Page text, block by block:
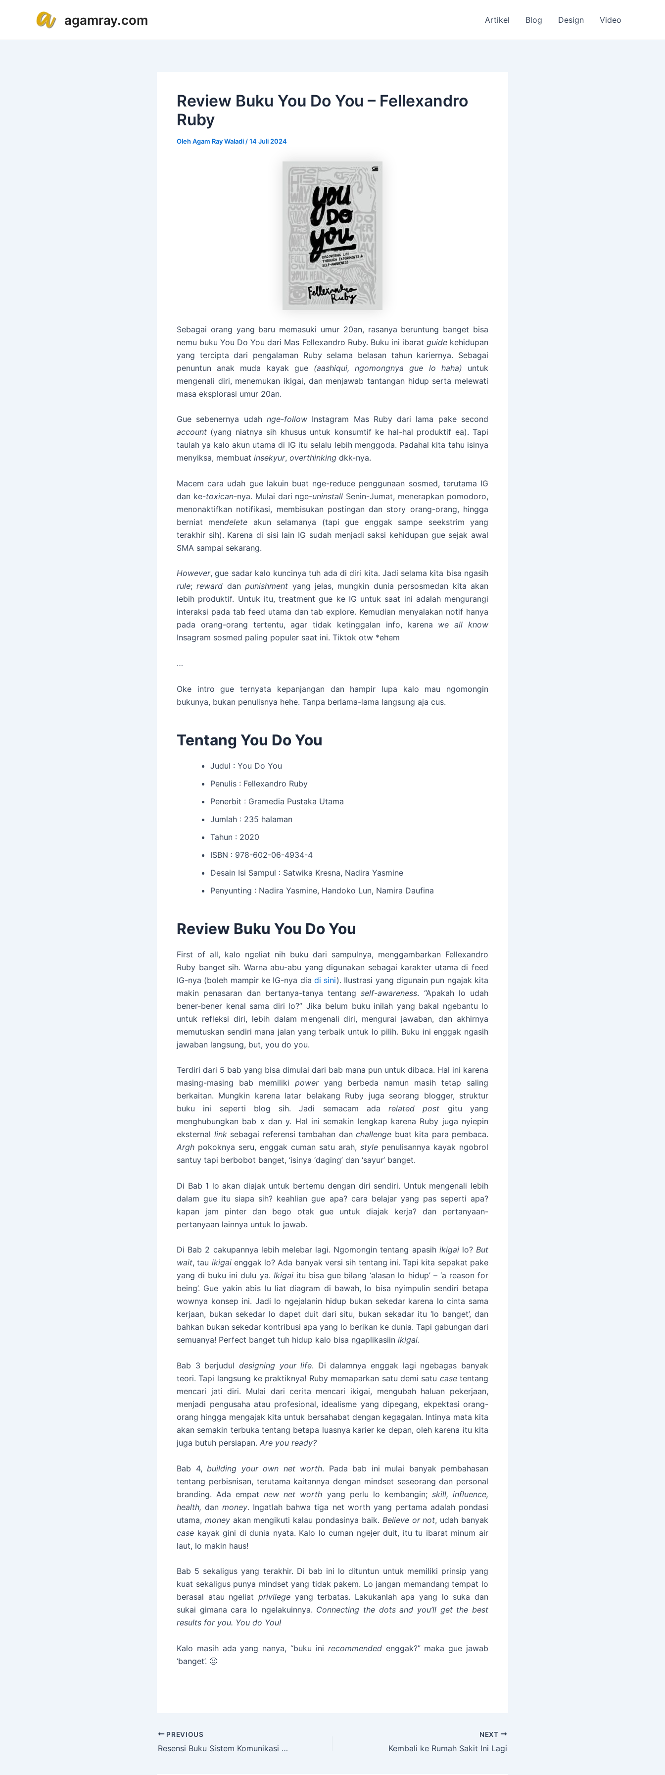
agamray.com Artikel Blog Design Video
Review Buku You Do You – Fellexandro
Ruby
OlehAgam Ray Waladi /14 Juli 2024
Sebagai orang yang baru memasuki umur 20an, rasanya beruntung banget bisa
nemu buku You Do You dari Mas Fellexandro Ruby. Buku ini ibarat guide kehidupan
yang tercipta dari pengalaman Ruby selama belasan tahun kariernya. Sebagai
penuntun anak muda kayak gue (aashiqui, ngomongnya gue lo haha) untuk
mengenali diri, menemukan ikigai, dan menjawab tantangan hidup serta melewati
masa eksplorasi umur 20an.
Gue sebenernya udah nge-follow Instagram Mas Ruby dari lama pake second
account (yang niatnya sih khusus untuk konsumtif ke hal-hal produktif ea). Tapi
taulah ya kalo akun utama di IG itu selalu lebih menggoda. Padahal kita tahu isinya
menyiksa, membuat insekyur, overthinking dkk-nya.
Macem cara udah gue lakuin buat nge-reduce penggunaan sosmed, terutama IG
dan ke-toxican-nya. Mulai dari nge-uninstall Senin-Jumat, menerapkan pomodoro,
menonaktifkan notifikasi, membisukan postingan dan story orang-orang, hingga
berniat mendelete akun selamanya (tapi gue enggak sampe seekstrim yang
terakhir sih). Karena di sisi lain IG sudah menjadi saksi kehidupan gue sejak awal
SMA sampai sekarang.
However, gue sadar kalo kuncinya tuh ada di diri kita. Jadi selama kita bisa ngasih
rule;reward danpunishment yang jelas, mungkin dunia persosmedan kita akan
lebih produktif. Untuk itu, treatment gue ke IG untuk saat ini adalah mengurangi
interaksi pada tab feed utama dan tab explore. Kemudian menyalakan notif hanya
pada orang-orang tertentu, agar tidak ketinggalan info, karena we all know
Insagram sosmed paling populer saat ini. Tiktok otw *ehem
…
Oke intro gue ternyata kepanjangan dan hampir lupa kalo mau ngomongin
bukunya, bukan penulisnya hehe. Tanpa berlama-lama langsung aja cus.
Tentang You Do You
Judul : You Do You
Penulis : Fellexandro Ruby
Penerbit : Gramedia Pustaka Utama
Jumlah : 235 halaman
Tahun : 2020
ISBN : 978-602-06-4934-4
Desain Isi Sampul : Satwika Kresna, Nadira Yasmine
Penyunting : Nadira Yasmine, Handoko Lun, Namira Daufina
Review Buku You Do You
First of all, kalo ngeliat nih buku dari sampulnya, menggambarkan Fellexandro
Ruby banget sih. Warna abu-abu yang digunakan sebagai karakter utama di feed
IG-nya (boleh mampir ke IG-nya dia di sini). Ilustrasi yang digunain pun ngajak kita
makin penasaran dan bertanya-tanya tentangself-awareness. “Apakah lo udah
bener-bener kenal sama diri lo?” Jika belum buku inilah yang bakal ngebantu lo
untuk refleksi diri, lebih dalam mengenali diri, mengurai jawaban, dan akhirnya
memutuskan sendiri mana jalan yang terbaik untuk lo pilih. Buku ini enggak ngasih
jawaban langsung, but, you do you.
Terdiri dari 5 bab yang bisa dimulai dari bab mana pun untuk dibaca. Hal ini karena
masing-masing bab memiliki power yang berbeda namun masih tetap saling
berkaitan. Mungkin karena latar belakang Ruby juga seorang blogger, struktur
buku ini seperti blog sih. Jadi semacam ada related post gitu yang
menghubungkan bab x dan y. Hal ini semakin lengkap karena Ruby juga nyiepin
eksternal link sebagai referensi tambahan dan challenge buat kita para pembaca.
Argh pokoknya seru, enggak cuman satu arah, style penulisannya kayak ngobrol
santuy tapi berbobot banget, ‘isinya ‘daging’ dan ‘sayur’ banget.
Di Bab 1 lo akan diajak untuk bertemu dengan diri sendiri. Untuk mengenali lebih
dalam gue itu siapa sih? keahlian gue apa? cara belajar yang pas seperti apa?
kapan jam pinter dan bego otak gue untuk diajak kerja? dan pertanyaan-
pertanyaan lainnya untuk lo jawab.
Di Bab 2 cakupannya lebih melebar lagi. Ngomongin tentang apasih ikigai lo?But
wait, tau ikigai enggak lo? Ada banyak versi sih tentang ini. Tapi kita sepakat pake
yang di buku ini dulu ya. Ikigai itu bisa gue bilang ‘alasan lo hidup’ – ‘a reason for
being’. Gue yakin abis lu liat diagram di bawah, lo bisa nyimpulin sendiri betapa
wownya konsep ini. Jadi lo ngejalanin hidup bukan sekedar karena lo cinta sama
kerjaan, bukan sekedar lo dapet duit dari situ, bukan sekadar itu ‘lo banget’, dan
bahkan bukan sekedar kontribusi apa yang lo berikan ke dunia. Tapi gabungan dari
semuanya! Perfect banget tuh hidup kalo bisa ngaplikasiin ikigai.
Bab 3 berjudul designing your life. Di dalamnya enggak lagi ngebagas banyak
teori. Tapi langsung ke praktiknya! Ruby memaparkan satu demi satu casetentang
mencari jati diri. Mulai dari cerita mencari ikigai, mengubah haluan pekerjaan,
menjadi pengusaha atau profesional, idealisme yang dipegang, ekpektasi orang-
orang hingga mengajak kita untuk bersahabat dengan kegagalan. Intinya mata kita
akan semakin terbuka tentang betapa luasnya karier ke depan, oleh karena itu kita
juga butuh persiapan. Are you ready?
Bab 4, building your own net worth. Pada bab ini mulai banyak pembahasan
tentang perbisnisan, terutama kaitannya dengan mindset seseorang dan personal
branding. Ada empatnew net worth yang perlu lo kembangin; skill, influence,
health,danmoney. Ingatlah bahwa tiga net worth yang pertama adalah pondasi
utama, money akan mengikuti kalau pondasinya baik. Believe or not, udah banyak
case kayak gini di dunia nyata. Kalo lo cuman ngejer duit, itu tu ibarat minum air
laut, lo makin haus!
Bab 5 sekaligus yang terakhir. Di bab ini lo dituntun untuk memiliki prinsip yang
kuat sekaligus punya mindset yang tidak pakem. Lo jangan memandang tempat lo
berasal atau ngeliat privilege yang terbatas. Lakukanlah apa yang lo suka dan
sukai gimana cara lo ngelakuinnya. Connecting the dots and you’ll get the best
results for you. You do You!
Kalo masih ada yang nanya, “buku ini recommended enggak?” maka gue jawab
‘banget’. 🙂
PREVIOUS
Resensi Buku Sistem Komunikasi Indonesia
NEXT
Kembali ke Rumah Sakit Ini Lagi